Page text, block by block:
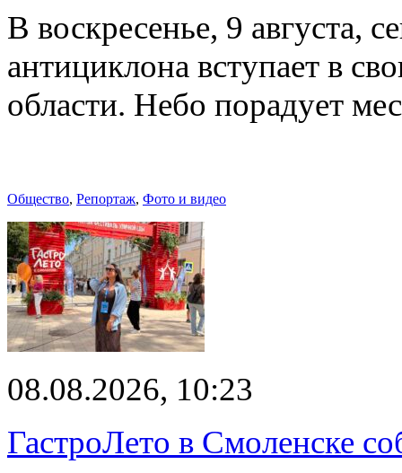
В воскресенье, 9 августа,
антициклона вступает в
области. Небо порадует
Общество, Репортаж, Фото и видео
08.08.2026, 10:23
ГастроЛето в Смоленске